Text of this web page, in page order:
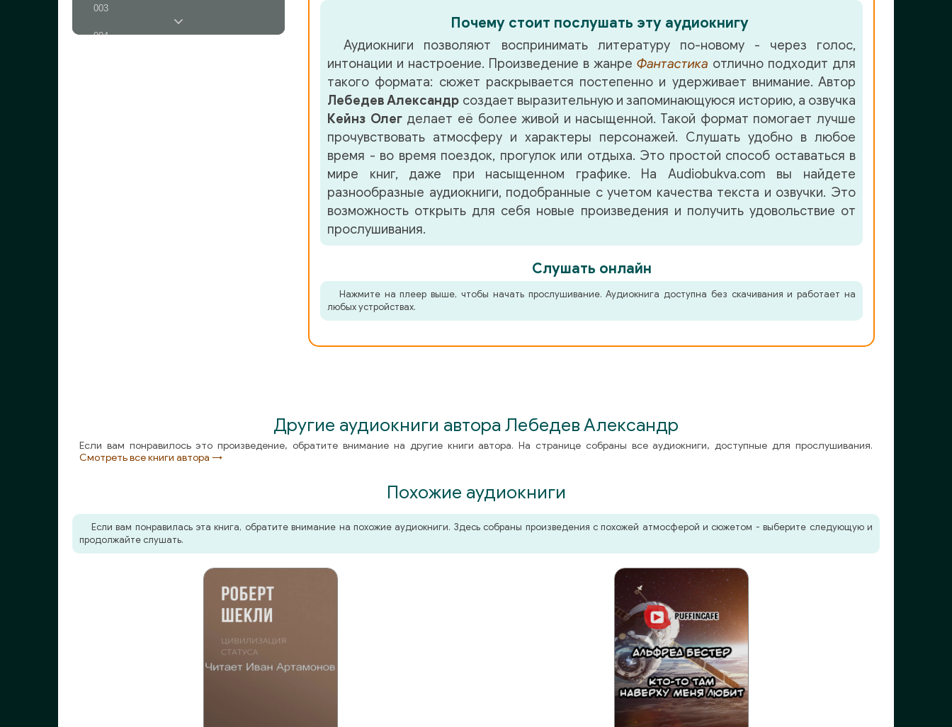
003
004
Почему стоит послушать эту аудиокнигу
Аудиокниги позволяют воспринимать литературу по-новому - через голос,
интонации и настроение. Произведение в жанре Фантастика отлично подходит для
такого формата: сюжет раскрывается постепенно и удерживает внимание. Автор
Лебедев Александр создает выразительную и запоминающуюся историю, а озвучка
Кейнз Олегделает её более живой и насыщенной. Такой формат помогает лучше
прочувствовать атмосферу и характеры персонажей. Слушать удобно в любое
время - во время поездок, прогулок или отдыха. Это простой способ оставаться в
мире книг, даже при насыщенном графике. На Audiobukva.com вы найдете
разнообразные аудиокниги, подобранные с учетом качества текста и озвучки. Это
возможность открыть для себя новые произведения и получить удовольствие от
прослушивания.
Слушать онлайн
Нажмите на плеер выше, чтобы начать прослушивание. Аудиокнига доступна без скачивания и работает на
любых устройствах.
Другие аудиокниги автора Лебедев Александр
Если вам понравилось это произведение, обратите внимание на другие книги автора. На странице собраны все аудиокниги, доступные для прослушивания.
Смотреть все книги автора →
Похожие аудиокниги
Если вам понравилась эта книга, обратите внимание на похожие аудиокниги. Здесь собраны произведения с похожей атмосферой и сюжетом - выберите следующую и
продолжайте слушать.